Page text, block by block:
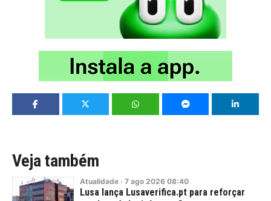
Veja também
Atualidade · 7 ago 2026 08:40
Lusa lança Lusaverifica.pt para reforçar